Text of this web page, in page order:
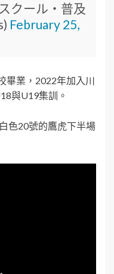
クール・普及
February 25,
畢業，2022年加入川
與U19集訓。
色20號的鷹虎下半場